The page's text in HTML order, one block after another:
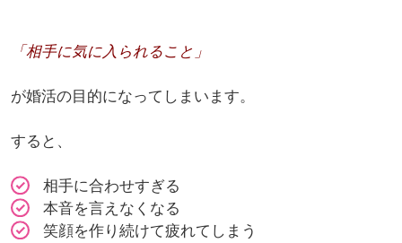
「相手に気に入られること」
が婚活の目的になってしまいます。
すると、
相手に合わせすぎる
本音を言えなくなる
笑顔を作り続けて疲れてしまう